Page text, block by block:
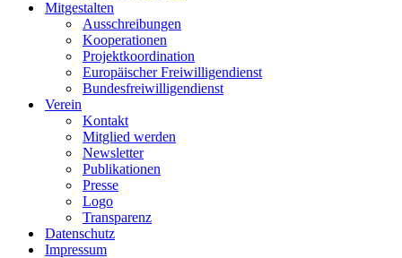
Mitgestalten
Ausschreibungen
Kooperationen
Projektkoordination
Europäischer Freiwilligendienst
Bundesfreiwilligendienst
Verein
Kontakt
Mitglied werden
Newsletter
Publikationen
Presse
Logo
Transparenz
Datenschutz
Impressum